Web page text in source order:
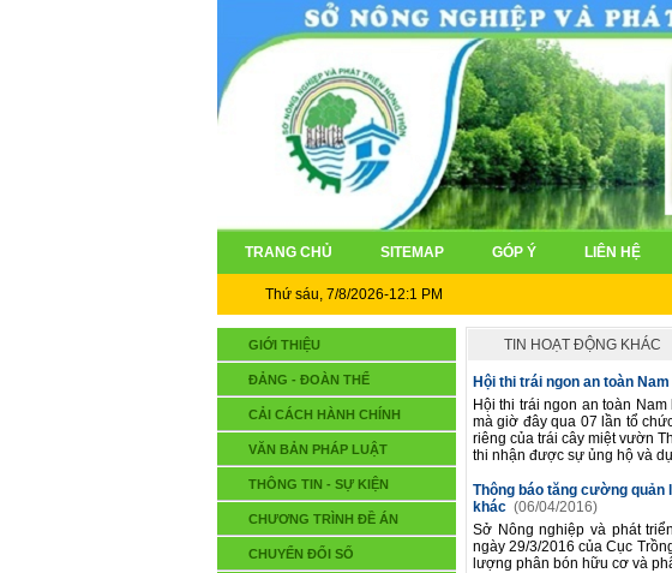
TRANG CHỦ SITEMAP GÓP Ý LIÊN HỆ
Thứ sáu, 7/8/2026-12:1 PM
GIỚI THIỆU
ĐẢNG - ĐOÀN THỂ
CẢI CÁCH HÀNH CHÍNH
VĂN BẢN PHÁP LUẬT
THÔNG TIN - SỰ KIỆN
CHƯƠNG TRÌNH ĐỀ ÁN
CHUYỂN ĐỔI SỐ
TIN HOẠT ĐỘNG KHÁC
Hội thi trái ngon an toàn
Hội thi trái ngon an toàn
mà giờ đây qua 07 lần tổ
riêng của trái cây miệt vườn
thi nhận được sự ủng hộ và
Thông báo tăng cường
khác (06/04/2016)
Sở Nông nghiệp và phát
ngày 29/3/2016 của Cục
lượng phân bón hữu cơ và